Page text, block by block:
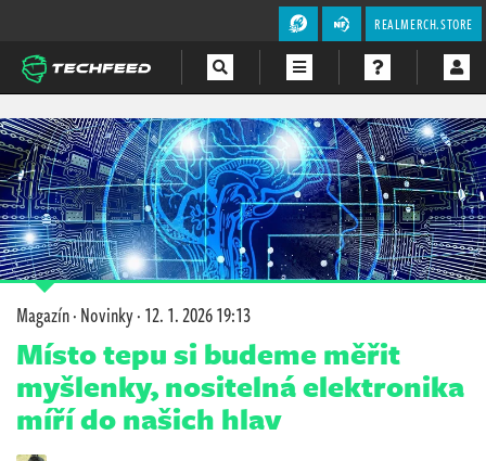
REALMERCH.STORE
Magazín
Videa
Soutěže
Magazín·Novinky·12. 1. 2026 19:13
Místo tepu si budeme měřit
myšlenky, nositelná elektronika
míří do našich hlav